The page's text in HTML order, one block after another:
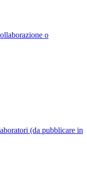
o
(da pubblicare in